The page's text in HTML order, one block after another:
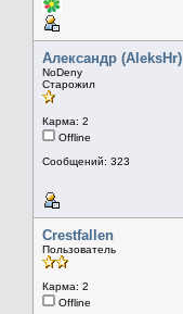
Александр (AleksHr)
NoDeny
Старожил
Карма: 2
Offline
Сообщений: 323
Crestfallen
Пользователь
Карма: 2
Offline